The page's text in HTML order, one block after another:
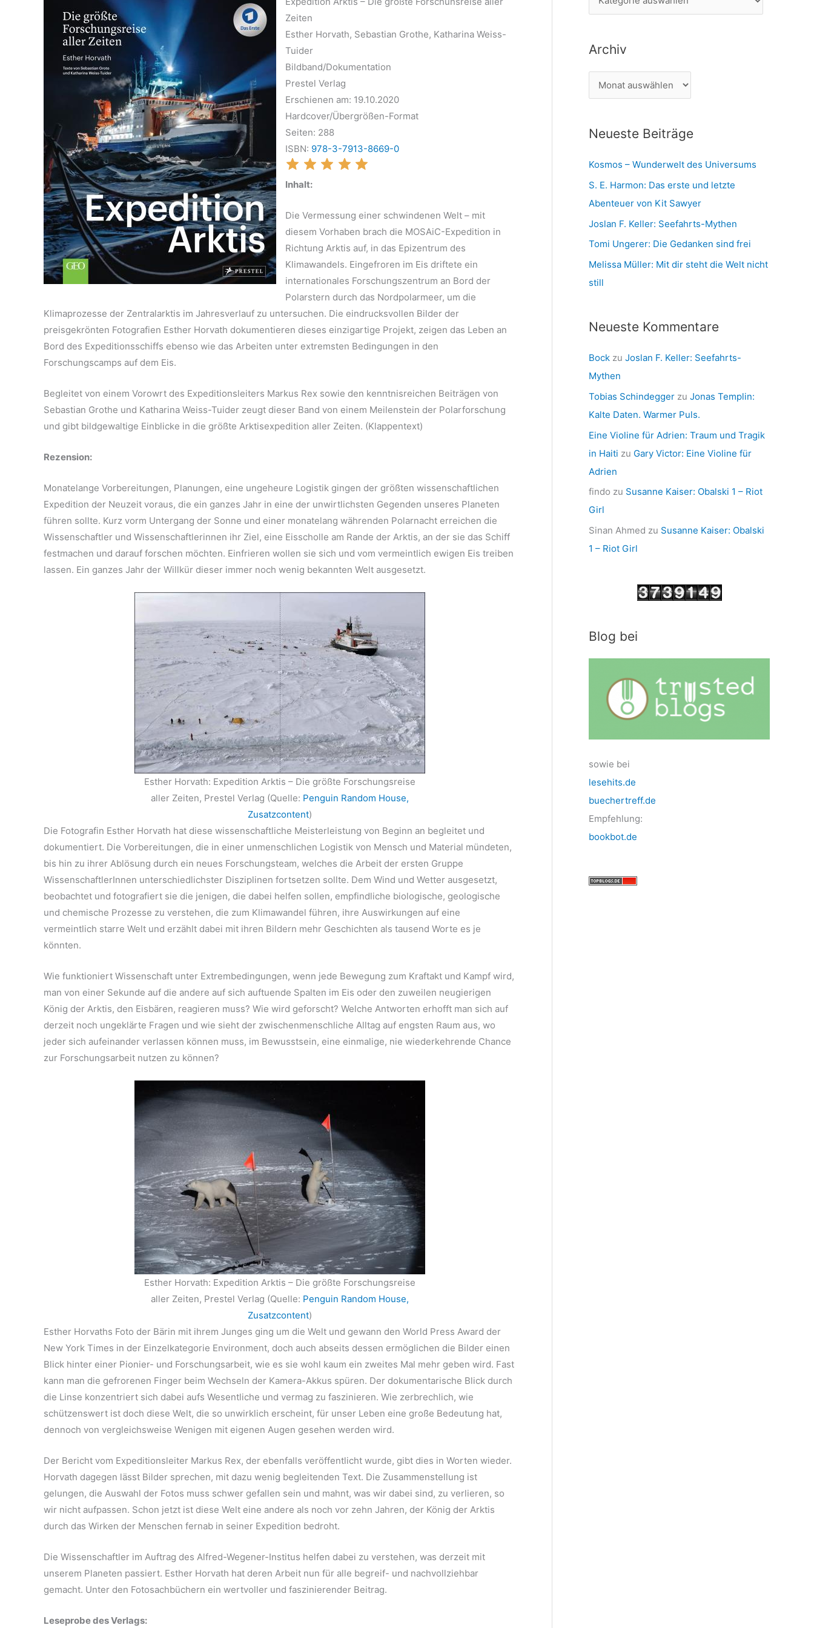
Zeiten
Esther Horvath, Sebastian Grothe, Katharina Weiss-
Tuider
Bildband/Dokumentation
Prestel Verlag
Erschienen am: 19.10.2020
Hardcover/Übergrößen-Format
Seiten: 288
ISBN: 978-3-7913-8669-0
Inhalt:
Die Vermessung einer schwindenen Welt – mit
diesem Vorhaben brach die MOSAiC-Expedition in
Richtung Arktis auf, in das Epizentrum des
Klimawandels. Eingefroren im Eis driftete ein
internationales Forschungszentrum an Bord der
Polarstern durch das Nordpolarmeer, um die
Klimaprozesse der Zentralarktis im Jahresverlauf zu untersuchen. Die eindrucksvollen Bilder der
preisgekrönten Fotografien Esther Horvath dokumentieren dieses einzigartige Projekt, zeigen das Leben an
Bord des Expeditionsschiffs ebenso wie das Arbeiten unter extremsten Bedingungen in den
Forschungscamps auf dem Eis.
Begleitet von einem Vorowrt des Expeditionsleiters Markus Rex sowie den kenntnisreichen Beiträgen von
Sebastian Grothe und Katharina Weiss-Tuider zeugt dieser Band von einem Meilenstein der Polarforschung
und gibt bildgewaltige Einblicke in die größte Arktisexpedition aller Zeiten. (Klappentext)
Rezension:
Monatelange Vorbereitungen, Planungen, eine ungeheure Logistik gingen der größten wissenschaftlichen
Expedition der Neuzeit voraus, die ein ganzes Jahr in eine der unwirtlichsten Gegenden unseres Planeten
führen sollte. Kurz vorm Untergang der Sonne und einer monatelang währenden Polarnacht erreichen die
Wissenschaftler und Wissenschaftlerinnen ihr Ziel, eine Eisscholle am Rande der Arktis, an der sie das Schiff
festmachen und darauf forschen möchten. Einfrieren wollen sie sich und vom vermeintlich ewigen Eis treiben
lassen. Ein ganzes Jahr der Willkür dieser immer noch wenig bekannten Welt ausgesetzt.
Esther Horvath: Expedition Arktis – Die größte Forschungsreise
aller Zeiten, Prestel Verlag (Quelle: Penguin Random House,
Zusatzcontent)
Die Fotografin Esther Horvath hat diese wissenschaftliche Meisterleistung von Beginn an begleitet und
dokumentiert. Die Vorbereitungen, die in einer unmenschlichen Logistik von Mensch und Material mündeten,
bis hin zu ihrer Ablösung durch ein neues Forschungsteam, welches die Arbeit der ersten Gruppe
WissenschaftlerInnen unterschiedlichster Disziplinen fortsetzen sollte. Dem Wind und Wetter ausgesetzt,
beobachtet und fotografiert sie die jenigen, die dabei helfen sollen, empfindliche biologische, geologische
und chemische Prozesse zu verstehen, die zum Klimawandel führen, ihre Auswirkungen auf eine
vermeintlich starre Welt und erzählt dabei mit ihren Bildern mehr Geschichten als tausend Worte es je
könnten.
Wie funktioniert Wissenschaft unter Extrembedingungen, wenn jede Bewegung zum Kraftakt und Kampf wird,
man von einer Sekunde auf die andere auf sich auftuende Spalten im Eis oder den zuweilen neugierigen
König der Arktis, den Eisbären, reagieren muss? Wie wird geforscht? Welche Antworten erhofft man sich auf
derzeit noch ungeklärte Fragen und wie sieht der zwischenmenschliche Alltag auf engsten Raum aus, wo
jeder sich aufeinander verlassen können muss, im Bewusstsein, eine einmalige, nie wiederkehrende Chance
zur Forschungsarbeit nutzen zu können?
Esther Horvath: Expedition Arktis – Die größte Forschungsreise
aller Zeiten, Prestel Verlag (Quelle: Penguin Random House,
Zusatzcontent)
Esther Horvaths Foto der Bärin mit ihrem Junges ging um die Welt und gewann den World Press Award der
New York Times in der Einzelkategorie Environment, doch auch abseits dessen ermöglichen die Bilder einen
Blick hinter einer Pionier- und Forschungsarbeit, wie es sie wohl kaum ein zweites Mal mehr geben wird. Fast
kann man die gefrorenen Finger beim Wechseln der Kamera-Akkus spüren. Der dokumentarische Blick durch
die Linse konzentriert sich dabei aufs Wesentliche und vermag zu faszinieren. Wie zerbrechlich, wie
schützenswert ist doch diese Welt, die so unwirklich erscheint, für unser Leben eine große Bedeutung hat,
dennoch von vergleichsweise Wenigen mit eigenen Augen gesehen werden wird.
Der Bericht vom Expeditionsleiter Markus Rex, der ebenfalls veröffentlicht wurde, gibt dies in Worten wieder.
Horvath dagegen lässt Bilder sprechen, mit dazu wenig begleitenden Text. Die Zusammenstellung ist
gelungen, die Auswahl der Fotos muss schwer gefallen sein und mahnt, was wir dabei sind, zu verlieren, so
wir nicht aufpassen. Schon jetzt ist diese Welt eine andere als noch vor zehn Jahren, der König der Arktis
durch das Wirken der Menschen fernab in seiner Expedition bedroht.
Die Wissenschaftler im Auftrag des Alfred-Wegener-Institus helfen dabei zu verstehen, was derzeit mit
unserem Planeten passiert. Esther Horvath hat deren Arbeit nun für alle begreif- und nachvollziehbar
gemacht. Unter den Fotosachbüchern ein wertvoller und faszinierender Beitrag.
Leseprobe des Verlags:
c
h
a
e
e
n
Archiv
r
h
v
Neueste Beiträge
Kosmos – Wunderwelt des Universums
S. E. Harmon: Das erste und letzte
Abenteuer von Kit Sawyer
Joslan F. Keller: Seefahrts-Mythen
Tomi Ungerer: Die Gedanken sind frei
Melissa Müller: Mit dir steht die Welt nicht
still
Neueste Kommentare
Bock zu Joslan F. Keller: Seefahrts-
Mythen
Tobias Schindegger zu Jonas Templin:
Kalte Daten. Warmer Puls.
Eine Violine für Adrien: Traum und Tragik
in Haiti zu Gary Victor: Eine Violine für
Adrien
findo zu Susanne Kaiser: Obalski 1 – Riot
Girl
Sinan Ahmed zu Susanne Kaiser: Obalski
1 – Riot Girl
Blog bei
sowie bei
lesehits.de
buechertreff.de
Empfehlung:
bookbot.de